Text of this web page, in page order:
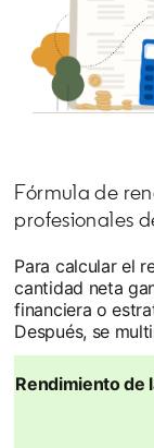
Fórmula de
profesionales
Para calcular el
cantidad neta
financiera o
Después, se
Rendimiento de